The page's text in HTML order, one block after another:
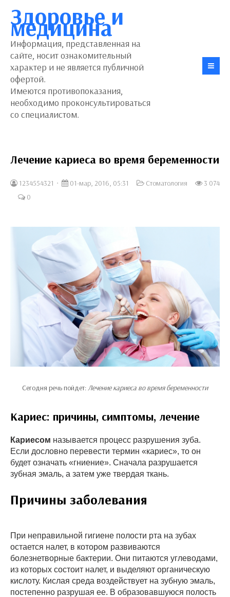
Здоровье и
медицина
Информация, представленная на
сайте, носит ознакомительный
характер и не является публичной
офертой.
Имеются противопоказания,
необходимо проконсультироваться
со специалистом.
Лечение кариеса во время беременности
1234554321 01-мар, 2016, 05:31 Стоматология
3 074
0
Сегодня речь пойдет:Лечение кариеса во время беременности
Кариес: причины, симптомы, лечение
Кариесом называется процесс разрушения зуба.
Если дословно перевести термин «кариес», то он
будет означать «гниение». Сначала разрушается
зубная эмаль, а затем уже твердая ткань.
Причины заболевания
При неправильной гигиене полости рта на зубах
остается налет, в котором развиваются
болезнетворные бактерии. Они питаются углеводами,
из которых состоит налет, и выделяют органическую
кислоту. Кислая среда воздействует на зубную эмаль,
постепенно разрушая ее. В образовавшуюся полость